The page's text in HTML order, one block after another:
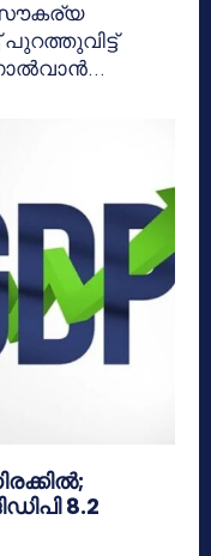
പുറത്തുവിട്ട്
8.2